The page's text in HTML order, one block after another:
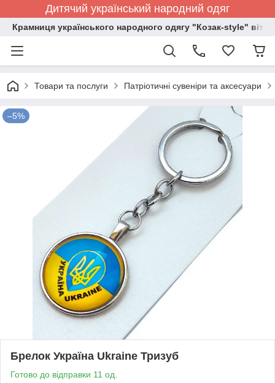
Дитячий український народний одяг
Крамниця українського народного одягу "Козак-style"
Товари та послуги Патріотичні сувеніри та аксесуари
–5%
Брелок Україна Ukraine Тризуб
Готово до відправки 11 од.